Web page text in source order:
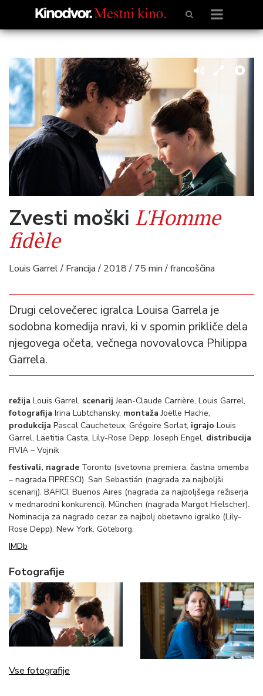
Zvesti moški L'Homme
fidèle
Louis Garrel / Francija / 2018 / 75 min / francoščina
Drugi celovečerec igralca Louisa Garrela je
sodobna komedija nravi, ki v spomin prikliče dela
njegovega očeta, večnega novovalovca Philippa
Garrela.
režija Louis Garrel, scenarijJean-Claude Carrière, Louis Garrel,
fotografija Irina Lubtchansky, montažaJoëlle Hache,
produkcija Pascal Caucheteux, Grégoire Sorlat, igrajo Louis
Garrel, Laetitia Casta, Lily-Rose Depp, Joseph Engel, distribucija
FIVIA – Vojnik
festivali, nagrade Toronto (svetovna premiera, častna omemba
– nagrada FIPRESCI). San Sebastián (nagrada za najboljši
scenarij). BAFICI, Buenos Aires (nagrada za najboljšega režiserja
v mednarodni konkurenci). München (nagrada Margot Hielscher).
Nominacija za nagrado cezar za najbolj obetavno igralko (Lily-
Rose Depp). New York. Göteborg.
IMDb
Fotografije
Vse fotografije